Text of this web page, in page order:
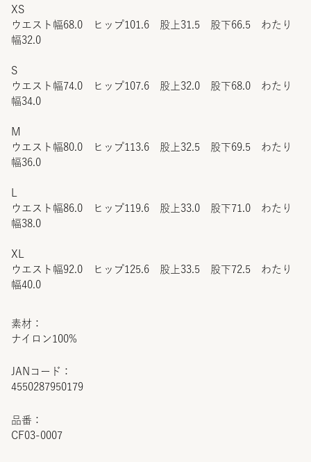
JANコード：
4550287950179
品番：
CF03-0007
XS
ウエスト幅68.0 ヒップ101.6 股上31.5 股下66.5 わたり
幅32.0
S
ウエスト幅74.0 ヒップ107.6 股上32.0 股下68.0 わたり
幅34.0
M
ウエスト幅80.0 ヒップ113.6 股上32.5 股下69.5 わたり
幅36.0
ウエスト幅86.0 ヒップ119.6 股上33.0 股下71.0 わたり
幅38.0
XL
ウエスト幅92.0 ヒップ125.6 股上33.5 股下72.5 わたり
幅40.0
素材：
ナイロン100%